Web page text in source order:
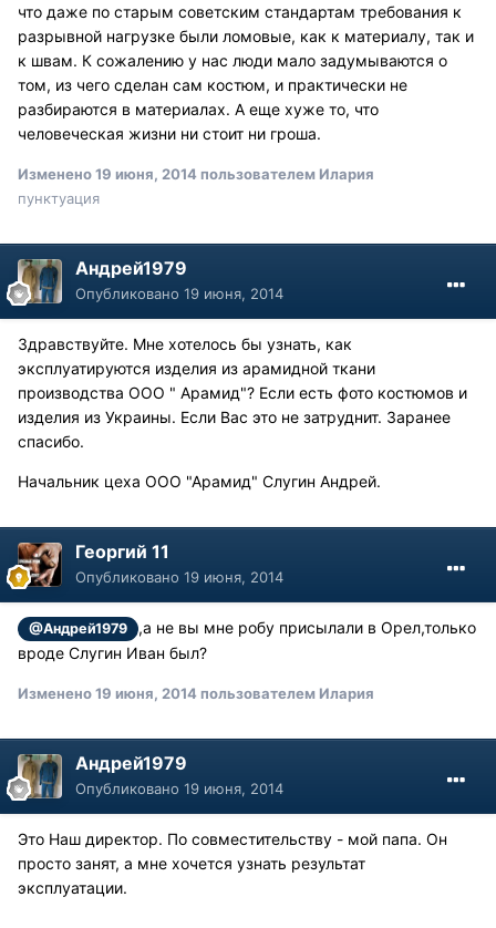
что даже по старым советским стандартам требования к
разрывной нагрузке были ломовые, как к материалу, так и
к швам. К сожалению у нас люди мало задумываются о
том, из чего сделан сам костюм, и практически не
разбираются в материалах. А еще хуже то, что
человеческая жизни ни стоит ни гроша.
Изменено19 июня, 2014пользователем Илария
пунктуация
Андрей1979
Опубликовано 19 июня, 2014
Здравствуйте. Мне хотелось бы узнать, как
эксплуатируются изделия из арамидной ткани
производства ООО " Арамид"? Если есть фото костюмов и
изделия из Украины. Если Вас это не затруднит. Заранее
спасибо.
Начальник цеха ООО "Арамид" Слугин Андрей.
Георгий 11
Опубликовано 19 июня, 2014
@Андрей1979
,а не вы мне робу присылали в Орел,только
вроде Слугин Иван был?
Изменено19 июня, 2014пользователем Илария
Андрей1979
Опубликовано 19 июня, 2014
Это Наш директор. По совместительству - мой папа. Он
просто занят, а мне хочется узнать результат
эксплуатации.